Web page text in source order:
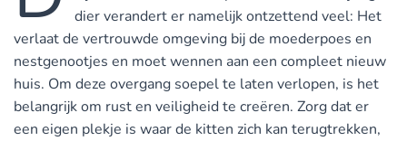
dier verandert er namelijk ontzettend veel: Het
verlaat de vertrouwde omgeving bij de moederpoes en
nestgenootjes en moet wennen aan een compleet nieuw
huis. Om deze overgang soepel te laten verlopen, is het
belangrijk om rust en veiligheid te creëren. Zorg dat er
een eigen plekje is waar de kitten zich kan terugtrekken,